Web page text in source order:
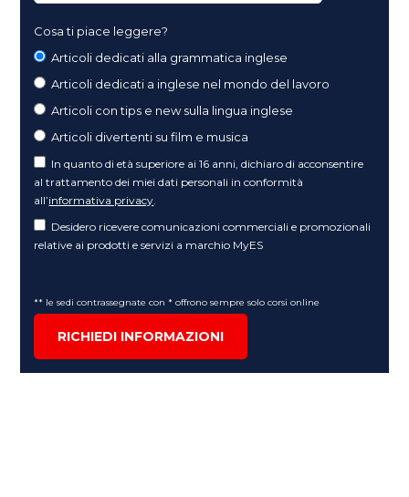
Cosa ti piace leggere?
Articoli dedicati alla grammatica inglese
Articoli dedicati a inglese nel mondo del lavoro
Articoli con tips e new sulla lingua inglese
Articoli divertenti su film e musica
In quanto di età superiore ai 16 anni, dichiaro di acconsentire
al trattamento dei miei dati personali in conformità
all’informativa privacy.
Desidero ricevere comunicazioni commerciali e promozionali
relative ai prodotti e servizi a marchio MyES
** le sedi contrassegnate con * offrono sempre solo corsi online
RICHIEDI INFORMAZIONI